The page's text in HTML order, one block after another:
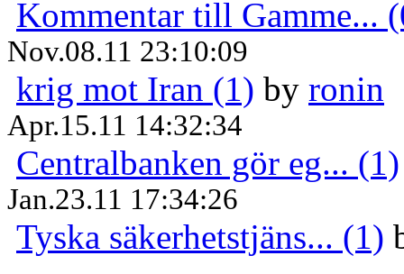
Kommentar till Gamme...
Nov.08.11 23:10:09
krig mot Iran (1) by ronin
Apr.15.11 14:32:34
Centralbanken gör eg... (1)
Jan.23.11 17:34:26
Tyska säkerhetstjäns... (1)